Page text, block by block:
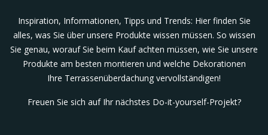
Inspiration, Informationen, Tipps und Trends: Hier finden Sie
alles, was Sie über unsere Produkte wissen müssen. So wissen
Sie genau, worauf Sie beim Kauf achten müssen, wie Sie unsere
Produkte am besten montieren und welche Dekorationen
Ihre Terrassenüberdachung vervollständigen!
Freuen Sie sich auf Ihr nächstes Do-it-yourself-Projekt?